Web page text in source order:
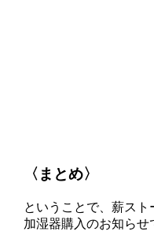
〈まとめ〉
ということで、薪スト
加湿器購入のお知らせ